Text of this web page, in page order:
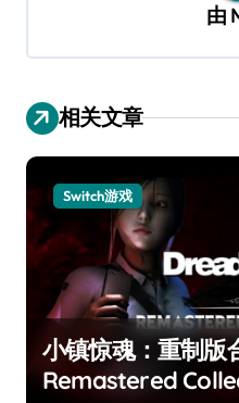
由
相关文章
Switch游戏
小镇惊魂：重制
Remastered